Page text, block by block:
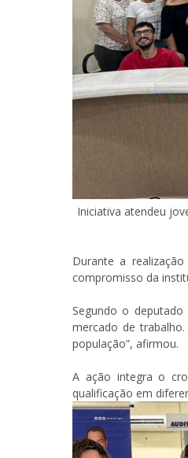
Iniciativa atendeu
Durante a
compromisso da
Segundo o
mercado de
população”, afirmou.
A ação integra o
qualificação em